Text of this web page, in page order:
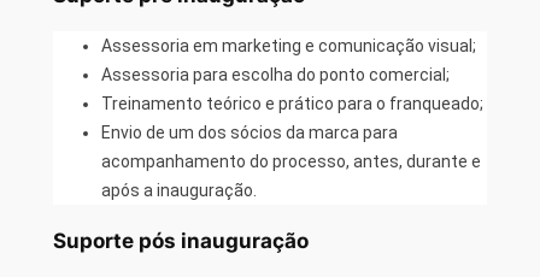
Assessoria em marketing e comunicação visual;
Assessoria para escolha do ponto comercial;
Treinamento teórico e prático para o franqueado;
Envio de um dos sócios da marca para
acompanhamento do processo, antes, durante e
após a inauguração.
Suporte pós inauguração